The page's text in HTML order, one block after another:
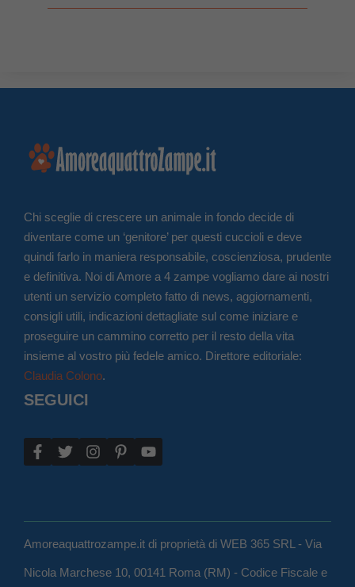
Chi sceglie di crescere un animale in fondo decide di
diventare come un ‘genitore’ per questi cuccioli e deve
quindi farlo in maniera responsabile, coscienziosa, prudente
e definitiva. Noi di Amore a 4 zampe vogliamo dare ai nostri
utenti un servizio completo fatto di news, aggiornamenti,
consigli utili, indicazioni dettagliate sul come iniziare e
proseguire un cammino corretto per il resto della vita
insieme al vostro più fedele amico. Direttore editoriale:
Claudia Colono.
SEGUICI
Amoreaquattrozampe.it di proprietà di WEB 365 SRL - Via
Nicola Marchese 10, 00141 Roma (RM) - Codice Fiscale e